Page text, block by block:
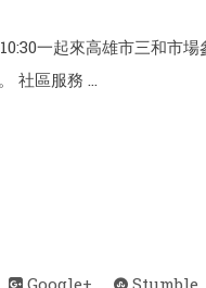
一起來高雄市三和市
社區服務 ...